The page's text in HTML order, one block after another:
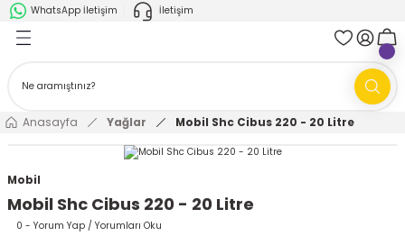
WhatsApp İletişim İletişim
Geri Dön
AMR'ler
Ark Kaynağı Robotları
Boya Robotları
Ark Kaynağı Robotları
Boya Robotları
Cobotlar
Geri Dön
Anasayfa Yağlar Mobil Shc Cibus 220 - 20 Litre
Mobil
Mobil Shc Cibus 220 - 20 Litre
0 - Yorum Yap / Yorumları Oku